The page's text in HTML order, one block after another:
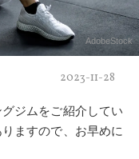
AdobeStock
2023-11-28
ジムをご紹介してい
ますので、お早めに